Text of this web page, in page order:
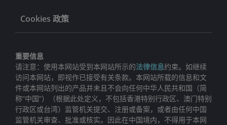
Cookies 政策
重要信息
请注意：使用本网站受到本网站所示的法律信息约束。如继续
访问本网站，即视作已接受有关条款。本网站所载的信息和文
件或本网站列出的产品并未且不会向任何中华人民共和国（简
称“中国”）（根据此处定义，不包括香港特别行政区、澳门特别
行政区或台湾）监管机关提交、注册或备案，或者由任何中国
监管机关审查、批准或核实。因此在中国境内，不得用于本网